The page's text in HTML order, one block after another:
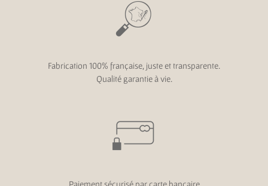
Fabrication 100% française, juste et transparente.
Qualité garantie à vie.